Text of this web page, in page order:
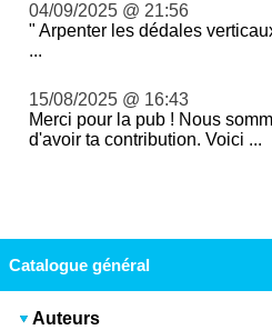
04/09/2025 @ 21:56
" Arpenter les dédales
...
15/08/2025 @ 16:43
Merci pour la pub ! Nous
d'avoir ta contribution. Voici ...
Catalogue général
Auteurs